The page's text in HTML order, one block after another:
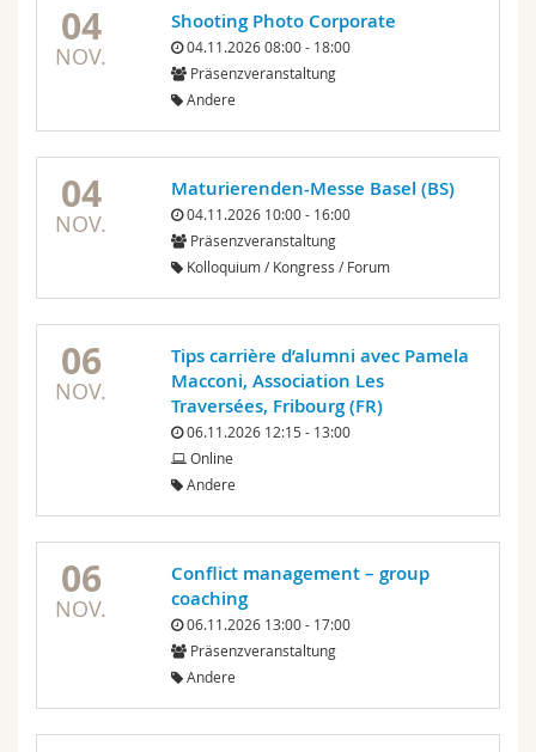
04
NOV.
Shooting Photo Corporate
04.11.2026 08:00 - 18:00
Präsenzveranstaltung
Andere
04
NOV.
Maturierenden-Messe Basel (BS)
04.11.2026 10:00 - 16:00
Präsenzveranstaltung
Kolloquium / Kongress / Forum
06
NOV.
Tips carrière d’alumni avec Pamela
Macconi, Association Les
Traversées, Fribourg (FR)
06.11.2026 12:15 - 13:00
Online
Andere
06
NOV.
Conflict management – group
coaching
06.11.2026 13:00 - 17:00
Präsenzveranstaltung
Andere